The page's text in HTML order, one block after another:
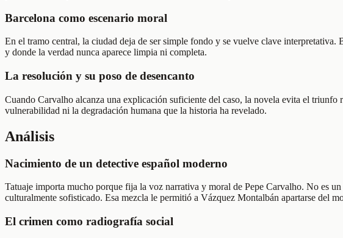
Barcelona como escenario moral
En el tramo central, la ciudad deja de ser simple fondo y se vuelve clave
y donde la verdad nunca aparece limpia ni completa.
La resolución y su poso de desencanto
Cuando Carvalho alcanza una explicación suficiente del caso, la novela evita el
vulnerabilidad ni la degradación humana que la historia ha revelado.
Análisis
Nacimiento de un detective español moderno
Tatuaje importa mucho porque fija la voz narrativa y moral de Pepe Carvalho. No es
culturalmente sofisticado. Esa mezcla le permitió a Vázquez Montalbán apartarse del
El crimen como radiografía social